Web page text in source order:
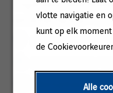
vlotte navigatie en
kunt op elk
de
Alle
en Alternance -
Sorigny, Centre-Val
Centre-
MONTAGE
Alternantiecontract